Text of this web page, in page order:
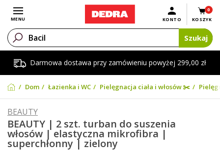
Darmowa dostawa przy zamówieniu powyżej 299,00 zł
Otwórz menu
MENU
0
KOSZYK
KONTO
Szukaj
Dom Łazienka i WC Pielęgnacja ciała i włosów ✂️
BEAUTY
BEAUTY | 2 szt. turban do suszenia
włosów | elastyczna mikrofibra |
superchłonny | zielony